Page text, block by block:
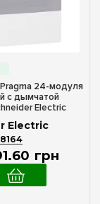
24-модуля
с дымчатой
Electric
сборе)
Electric
8164
.60 грн